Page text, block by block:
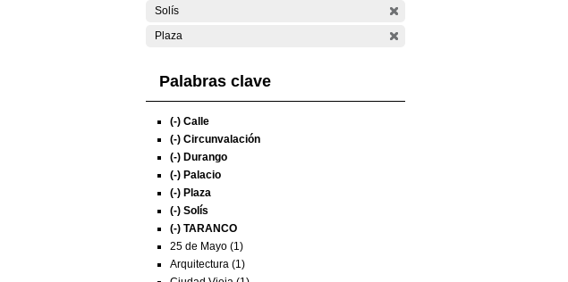
Solís
Plaza
Palabras clave
(-) Calle
(-) Circunvalación
(-) Durango
(-) Palacio
(-) Plaza
(-) Solís
(-) TARANCO
25 de Mayo (1)
Arquitectura (1)